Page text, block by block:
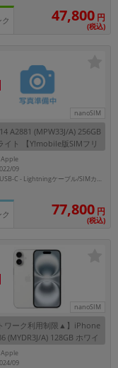
47,800 円
(税込)
nanoSIM
A2881 (MPW33J/A) 256GB
イト 【Y!mobile版SIMフリ
Apple
09
付属品: 箱/USB-C - Lightningケーブル/SIMカードツール/マニュアル
77,800 円
(税込)
nanoSIM
ワーク利用制限▲】iPhone
(MYDR3J/A) 128GB ホワイ
版SIMフリー】
Apple
09